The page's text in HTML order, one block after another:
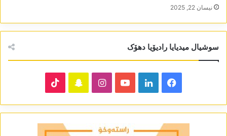
نیسان 22, 2025
سوشیال میدیایا رادیۆیا دھۆک
Facebook
LinkedIn
YouTube
Instagram
Snapchat